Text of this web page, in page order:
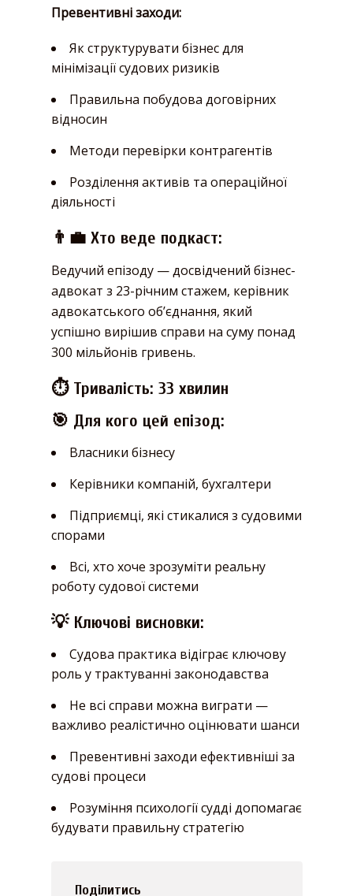
Превентивні заходи:
Як структурувати бізнес для
мінімізації судових ризиків
Правильна побудова договірних
відносин
Методи перевірки контрагентів
Розділення активів та операційної
діяльності
👨‍💼 Хто веде подкаст:
Ведучий епізоду — досвідчений бізнес-
адвокат з 23-річним стажем, керівник
адвокатського об’єднання, який
успішно вирішив справи на суму понад
300 мільйонів гривень.
⏱️ Тривалість: 33 хвилин
🎯 Для кого цей епізод:
Власники бізнесу
Керівники компаній, бухгалтери
Підприємці, які стикалися з судовими
спорами
Всі, хто хоче зрозуміти реальну
роботу судової системи
💡 Ключові висновки:
Судова практика відіграє ключову
роль у трактуванні законодавства
Не всі справи можна виграти —
важливо реалістично оцінювати шанси
Превентивні заходи ефективніші за
судові процеси
Розуміння психології судді допомагає
будувати правильну стратегію
Поділитись